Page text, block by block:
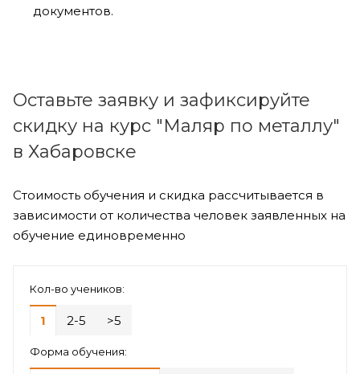
документов.
Оставьте заявку и зафиксируйте
скидку на курс "Маляр по металлу"
в Хабаровске
Стоимость обучения и скидка рассчитывается в
зависимости от количества человек заявленных на
обучение единовременно
Кол-во учеников:
1 2-5 >5
Форма обучения: